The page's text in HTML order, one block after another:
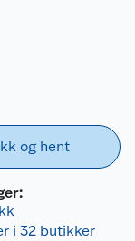
og hent
i 32 butikker